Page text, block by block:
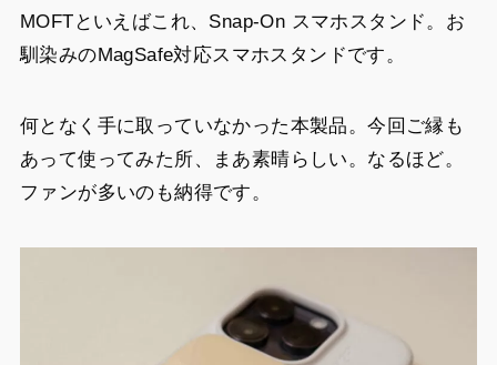
MOFTといえばこれ、Snap-On スマホスタンド。お
馴染みのMagSafe対応スマホスタンドです。
何となく手に取っていなかった本製品。今回ご縁も
あって使ってみた所、まあ素晴らしい。なるほど。
ファンが多いのも納得です。